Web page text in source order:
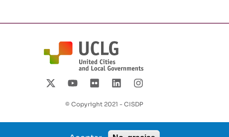
© Copyright 2021 - CISDP